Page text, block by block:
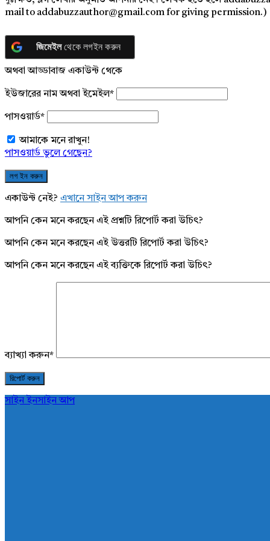
mail to addabuzzauthor@gmail.com for giving permission.)
জিমেইলথেকে লগইন করুন
অথবা আড্ডাবাজ একাউন্ট থেকে
ইউজারের নাম অথবা ইমেইল*
পাসওয়ার্ড*
আমাকে মনে রাখুন!
পাসওয়ার্ড ভুলে গেছেন?
একাউন্ট নেই? এখানে সাইন আপ করুন
আপনি কেন মনে করছেন এই প্রশ্নটি রিপোর্ট করা উচিৎ?
আপনি কেন মনে করছেন এই উত্তরটি রিপোর্ট করা উচিৎ?
আপনি কেন মনে করছেন এই ব্যক্তিকে রিপোর্ট করা উচিৎ?
ব্যাখ্যা করুন*
সাইন ইনসাইন আপ